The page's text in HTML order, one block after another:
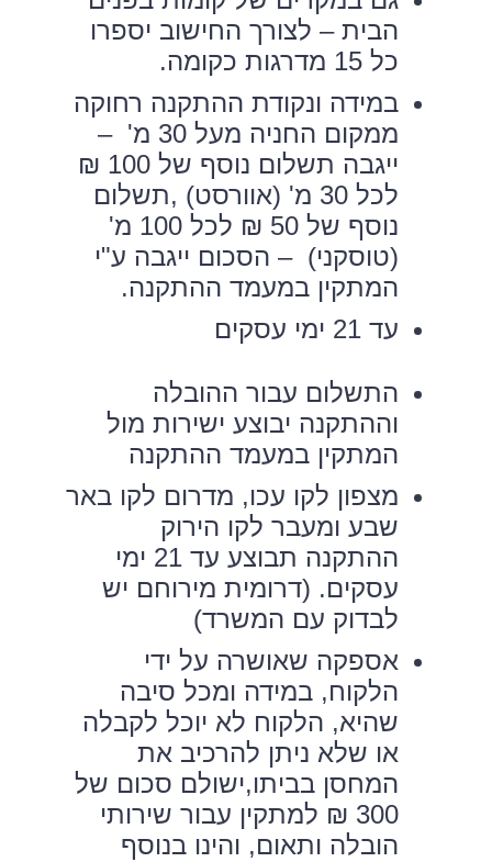
הבית – לצורך החישוב יספרו
כל 15 מדרגות כקומה.
במידה ונקודת ההתקנה רחוקה
ממקום החניה מעל 30 מ' –
ייגבה תשלום נוסף של 100 ₪
לכל 30 מ' (אוורסט) ,תשלום
נוסף של 50 ₪ לכל 100 מ'
(טוסקני) – הסכום ייגבה ע"י
המתקין במעמד ההתקנה.
עד 21 ימי עסקים
התשלום עבור ההובלה
וההתקנה יבוצע ישירות מול
המתקין במעמד ההתקנה
מצפון לקו עכו, מדרום לקו באר
שבע ומעבר לקו הירוק
ההתקנה תבוצע עד 21 ימי
עסקים. (דרומית מירוחם יש
לבדוק עם המשרד)
אספקה שאושרה על ידי
הלקוח, במידה ומכל סיבה
שהיא, הלקוח לא יוכל לקבלה
או שלא ניתן להרכיב את
המחסן בביתו,ישולם סכום של
300 ₪ למתקין עבור שירותי
הובלה ותאום, והינו בנוסף